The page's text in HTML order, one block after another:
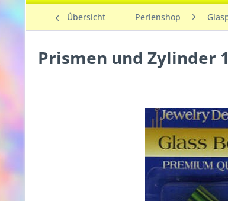
Übersicht Perlenshop
Prismen und Zylinder